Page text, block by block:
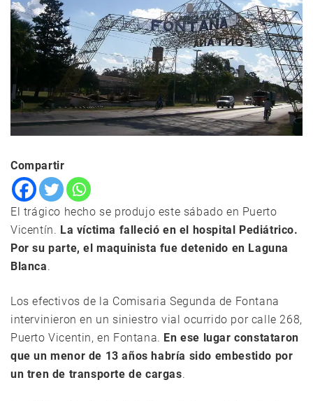
Compartir
El trágico hecho se produjo este sábado en Puerto
Vicentín. La víctima falleció en el hospital Pediátrico.
Por su parte, el maquinista fue detenido en Laguna
Blanca.
Los efectivos de la Comisaria Segunda de Fontana
intervinieron en un siniestro vial ocurrido por calle 268,
Puerto Vicentin, en Fontana. En ese lugar constataron
que un menor de 13 años habría sido embestido por
un tren de transporte de cargas.